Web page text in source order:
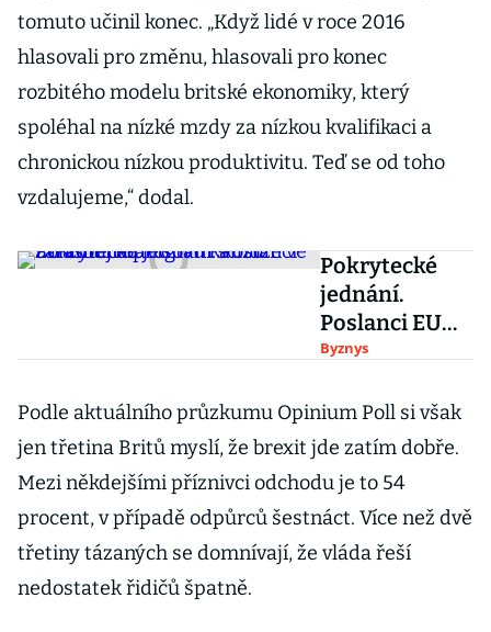
tomuto učinil konec. „Když lidé v roce 2016
hlasovali pro změnu, hlasovali pro konec
rozbitého modelu britské ekonomiky, který
spoléhal na nízké mzdy za nízkou kvalifikaci a
chronickou nízkou produktivitu. Teď se od toho
vzdalujeme,“ dodal.
Pokrytecké
jednání.
Poslanci EU
chtějí
kauzu zařadit
na program
Štrasburku
Byznys
Podle aktuálního průzkumu Opinium Poll si však
jen třetina Britů myslí, že brexit jde zatím dobře.
Mezi někdejšími příznivci odchodu je to 54
procent, v případě odpůrců šestnáct. Více než dvě
třetiny tázaných se domnívají, že vláda řeší
nedostatek řidičů špatně.